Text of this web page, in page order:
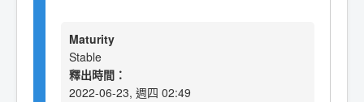
Maturity
Stable
釋出時間：
2022-06-23, 週四 02:49